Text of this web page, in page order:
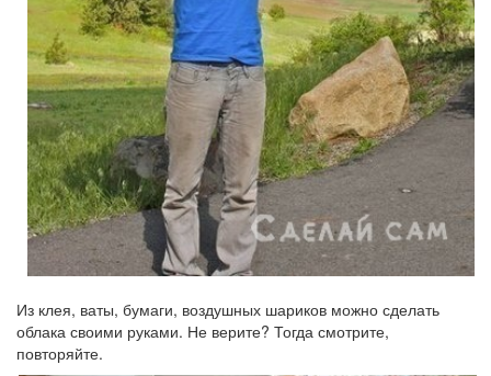
Из клея, ваты, бумаги, воздушных шариков можно сделать
облака своими руками. Не верите? Тогда смотрите,
повторяйте.